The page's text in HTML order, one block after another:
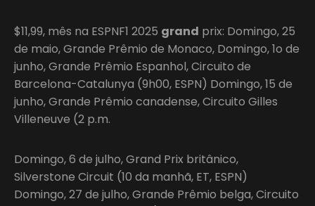
$11,99, mês na ESPNF1 2025 grand prix: Domingo, 25
de maio, Grande Prêmio de Monaco, Domingo, 1o de
junho, Grande Prêmio Espanhol, Circuito de
Barcelona-Catalunya (9h00, ESPN) Domingo, 15 de
junho, Grande Prêmio canadense, Circuito Gilles
Villeneuve (2 p.m.
Domingo, 6 de julho, Grand Prix britânico,
Silverstone Circuit (10 da manhã, ET, ESPN)
Domingo, 27 de julho, Grande Prêmio belga, Circuito